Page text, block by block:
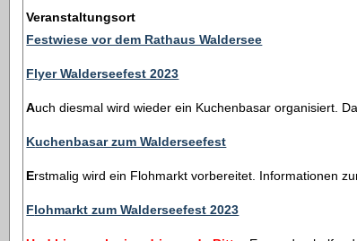
Veranstaltungsort
Festwiese vor dem Rathaus Waldersee
Flyer Walderseefest 2023
Auch diesmal wird wieder ein Kuchenbasar organisiert.
Kuchenbasar zum Walderseefest
Erstmalig wird ein Flohmarkt vorbereitet. Informationen
Flohmarkt zum Walderseefest 2023